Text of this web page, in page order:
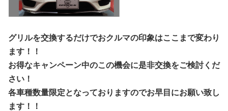
グリルを交換するだけでおクルマの印象はここまで変わり
ます！！
お得なキャンペーン中のこの機会に是非交換をご検討くだ
さい！
各車種数量限定となっておりますのでお早目にお願い致し
ます！！